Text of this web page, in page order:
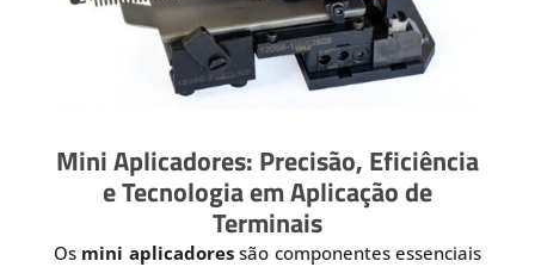
Mini Aplicadores: Precisão, Eficiência
e Tecnologia em Aplicação de
Terminais
Os mini aplicadoressão componentes essenciais